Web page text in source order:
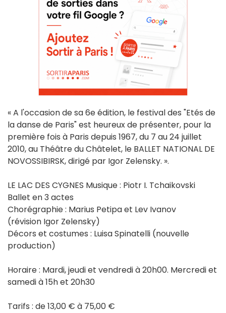
« A l'occasion de sa 6e édition, le festival des "Etés de
la danse de Paris" est heureux de présenter, pour la
première fois à Paris depuis 1967, du 7 au 24 juillet
2010, au Théâtre du Châtelet, le BALLET NATIONAL DE
NOVOSSIBIRSK, dirigé par Igor Zelensky. ».
LE LAC DES CYGNES Musique : Piotr I. Tchaikovski
Ballet en 3 actes
Chorégraphie : Marius Petipa et Lev Ivanov
(révision Igor Zelensky)
Décors et costumes : Luisa Spinatelli (nouvelle
production)
Horaire : Mardi, jeudi et vendredi à 20h00. Mercredi et
samedi à 15h et 20h30
Tarifs : de 13,00 € à 75,00 €